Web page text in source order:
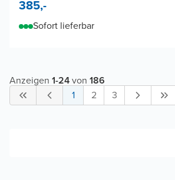
385,-
Sofort lieferbar
Anzeigen 1-24von 186
1
2 3